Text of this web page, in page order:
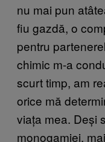
nu mai pun
fiu gazdă, o
pentru
chimic m-a
scurt timp, am
orice mă
viața mea. Deși
monogamiei,